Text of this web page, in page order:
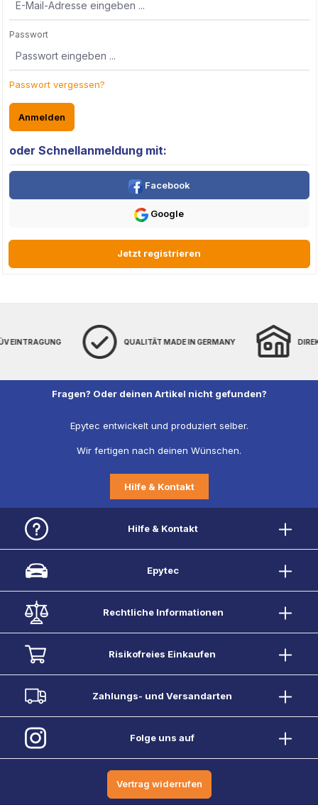
Passwort
Passwort vergessen?
Anmelden
oder Schnellanmeldung mit:
Facebook
Google
Jetzt registrieren
EINTRAGUNG QUALITÄT MADE IN GERMANY
Fragen? Oder deinen Artikel nicht gefunden?
Epytec entwickelt und produziert selber.
Wir fertigen nach deinen Wünschen.
Hilfe & Kontakt
Hilfe & Kontakt
Epytec
Rechtliche Informationen
Risikofreies Einkaufen
Zahlungs- und Versandarten
Folge uns auf
Vertrag widerrufen